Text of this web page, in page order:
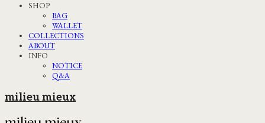
SHOP
BAG
WALLET
COLLECTIONS
ABOUT
INFO
NOTICE
Q&A
milieu mieux